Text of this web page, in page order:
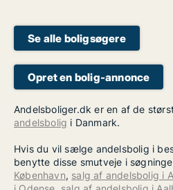
Se alle boligsøgere
Opret en bolig-annonce
Andelsboliger.dk er en af de
andelsbolig i Danmark.
Hvis du vil sælge andelsbolig i
benytte disse smutveje i
København, salg af andelsbolig i